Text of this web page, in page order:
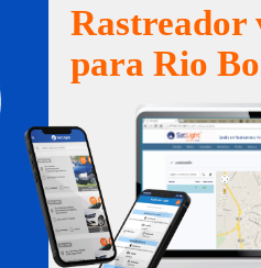
Rastreador
para Rio